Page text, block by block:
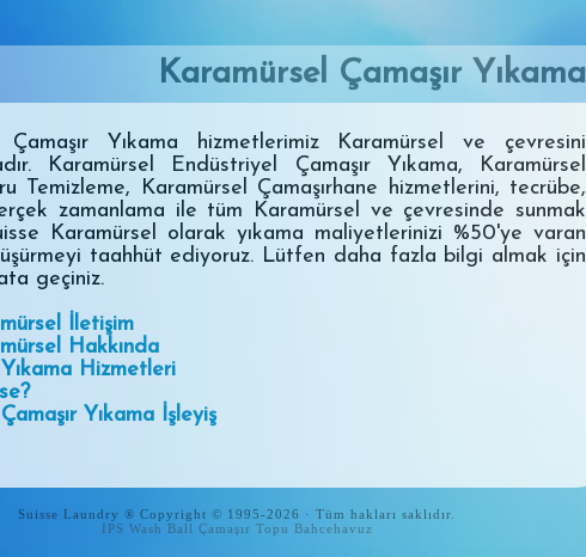
Karamürsel Çamaşır Yıkama
Çamaşır Yıkama hizmetlerimiz Karamürsel ve çevresini
Karamürsel Endüstriyel Çamaşır Yıkama, Karamürsel
Temizleme, Karamürsel Çamaşırhane hizmetlerini, tecrübe,
zamanlama ile tüm Karamürsel ve çevresinde sunmak
Karamürsel olarak yıkama maliyetlerinizi %50'ye varan
taahhüt ediyoruz. Lütfen daha fazla bilgi almak için
geçiniz.
İletişim
Hakkında
Hizmetleri
Yıkama İşleyiş
Suisse Laundry ® Copyright © 1995-2026 · Tüm hakları saklıdır.
IPS Wash Ball Çamaşır Topu Bahcehavuz